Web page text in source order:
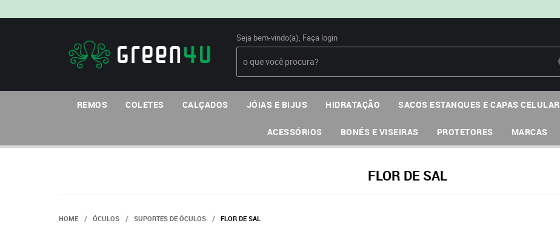
Seja bem-vindo(a), Faça login
REMOS COLETES CALÇADOS JÓIAS E BIJUS HIDRATAÇÃO SACOS ESTANQUES E CAPAS CELULAR
ACESSÓRIOS BONÉS E VISEIRAS PROTETORES MARCAS
FLOR DE SAL
HOME ÓCULOS SUPORTES DE ÓCULOS FLOR DE SAL